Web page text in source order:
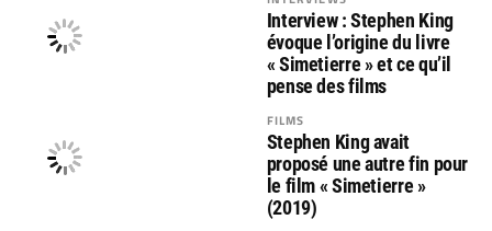
Interview : Stephen King
évoque l’origine du livre
« Simetierre » et ce qu’il
pense des films
FILMS
Stephen King avait
proposé une autre fin pour
le film « Simetierre »
(2019)